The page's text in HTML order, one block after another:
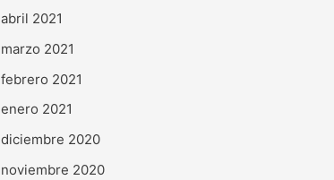
abril 2021
marzo 2021
febrero 2021
enero 2021
diciembre 2020
noviembre 2020